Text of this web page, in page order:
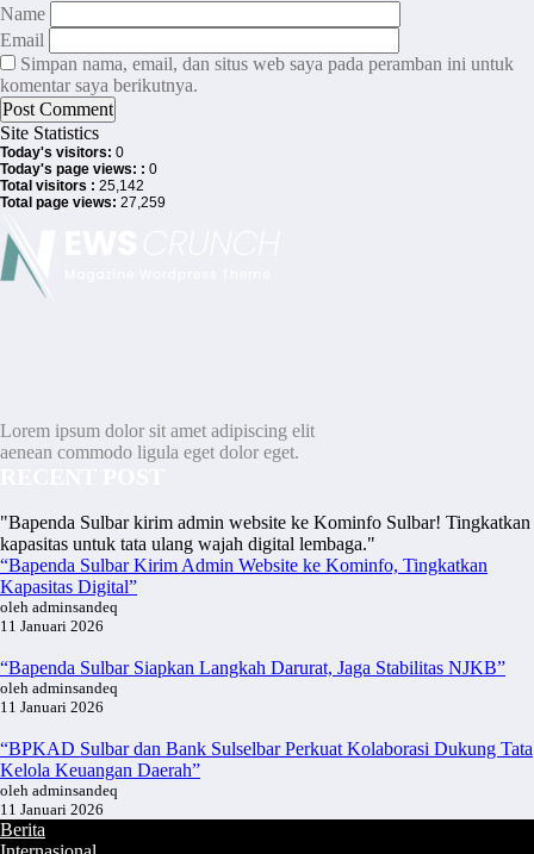
Name
Email
Simpan nama, email, dan situs web saya pada peramban ini untuk
komentar saya berikutnya.
Site Statistics
Today's visitors: 0
Today's page views: : 0
Total visitors : 25,142
Total page views: 27,259
Lorem ipsum dolor sit amet adipiscing elit
aenean commodo ligula eget dolor eget.
"Bapenda Sulbar kirim admin website ke Kominfo Sulbar! Tingkatkan
kapasitas untuk tata ulang wajah digital lembaga."
“Bapenda Sulbar Kirim Admin Website ke Kominfo, Tingkatkan
Kapasitas Digital”
oleh adminsandeq
11 Januari 2026
“Bapenda Sulbar Siapkan Langkah Darurat, Jaga Stabilitas NJKB”
oleh adminsandeq
11 Januari 2026
“BPKAD Sulbar dan Bank Sulselbar Perkuat Kolaborasi Dukung Tata
Kelola Keuangan Daerah”
oleh adminsandeq
11 Januari 2026
Berita